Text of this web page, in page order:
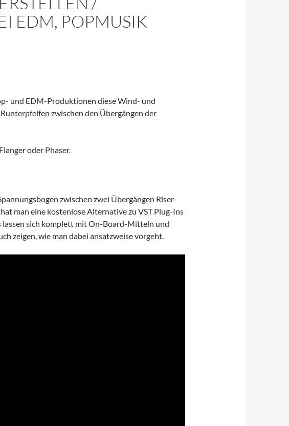
EDM, POPMUSIK
und EDM-Produktionen diese Wind- und
zwischen den Übergängen der
oder Phaser.
zwischen zwei Übergängen Riser-
man eine kostenlose Alternative zu VST Plug-Ins
sich komplett mit On-Board-Mitteln und
zeigen, wie man dabei ansatzweise vorgeht.